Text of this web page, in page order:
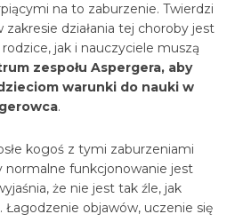
na to zaburzenie. Twierdzi
zakresie działania tej choroby jest
jak i nauczyciele muszą
zespołu Aspergera, aby
warunki do nauki w
.
kogoś z tymi zaburzeniami
normalne funkcjonowanie jest
że nie jest tak źle, jak
Łagodzenie objawów, uczenie się